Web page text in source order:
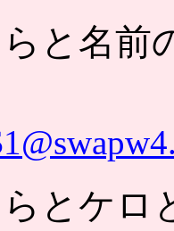
と名前
とケロ